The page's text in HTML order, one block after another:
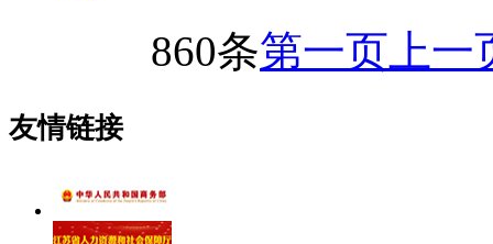
860条第一页 上一
友情链接